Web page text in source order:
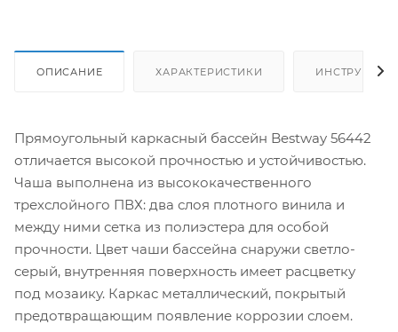
ОПИСАНИЕ ХАРАКТЕРИСТИКИ
Прямоугольный каркасный бассейн Bestway 56442
отличается высокой прочностью и устойчивостью.
Чаша выполнена из высококачественного
трехслойного ПВХ: два слоя плотного винила и
между ними сетка из полиэстера для особой
прочности. Цвет чаши бассейна снаружи светло-
серый, внутренняя поверхность имеет расцветку
под мозаику. Каркас металлический, покрытый
предотвращающим появление коррозии слоем.